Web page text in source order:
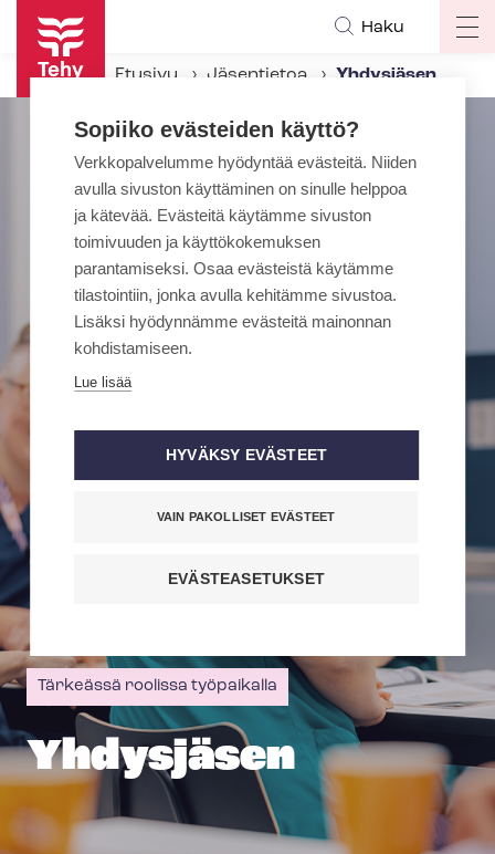
Hyppää
pääsisältöön
Haku
Etusivu Jäsentietoa Yhdysjäsen
Tärkeässä roolissa työpaikalla
Yhdysjäsen
Sopiiko evästeiden käyttö?
Verkkopalvelumme hyödyntää evästeitä. Niiden
avulla sivuston käyttäminen on sinulle helppoa
ja kätevää. Evästeitä käytämme sivuston
toimivuuden ja käyttökokemuksen
parantamiseksi. Osaa evästeistä käytämme
tilastointiin, jonka avulla kehitämme sivustoa.
Lisäksi hyödynnämme evästeitä mainonnan
kohdistamiseen.
Lue lisää
HYVÄKSY EVÄSTEET
VAIN PAKOLLISET EVÄSTEET
EVÄSTEASETUKSET